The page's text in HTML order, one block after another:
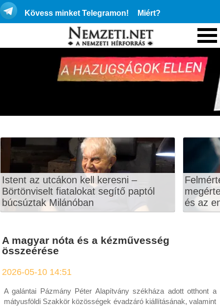
Kövess minket Telegramon! Miért?
Istent az utcákon kell keresni –
Börtönviselt fiatalokat segítő paptól
búcsúztak Milánóban
és az
A magyar nóta és a kézművesség
összeérése
2026-05-10 14:51
A galántai Pázmány Péter Alapítvány székháza adott otthont a
mátyusföldi Szakkör közösségek évadzáró kiállításának, valamint